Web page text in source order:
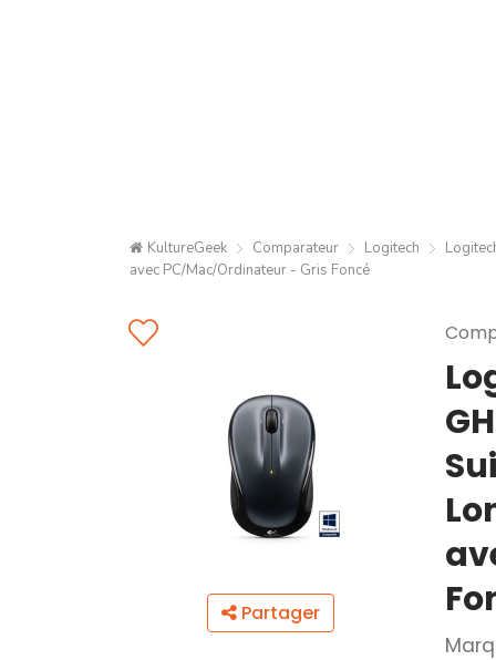
KultureGeek Comparateur Logitech
avec PC/Mac/Ordinateur - Gris Foncé
Partager